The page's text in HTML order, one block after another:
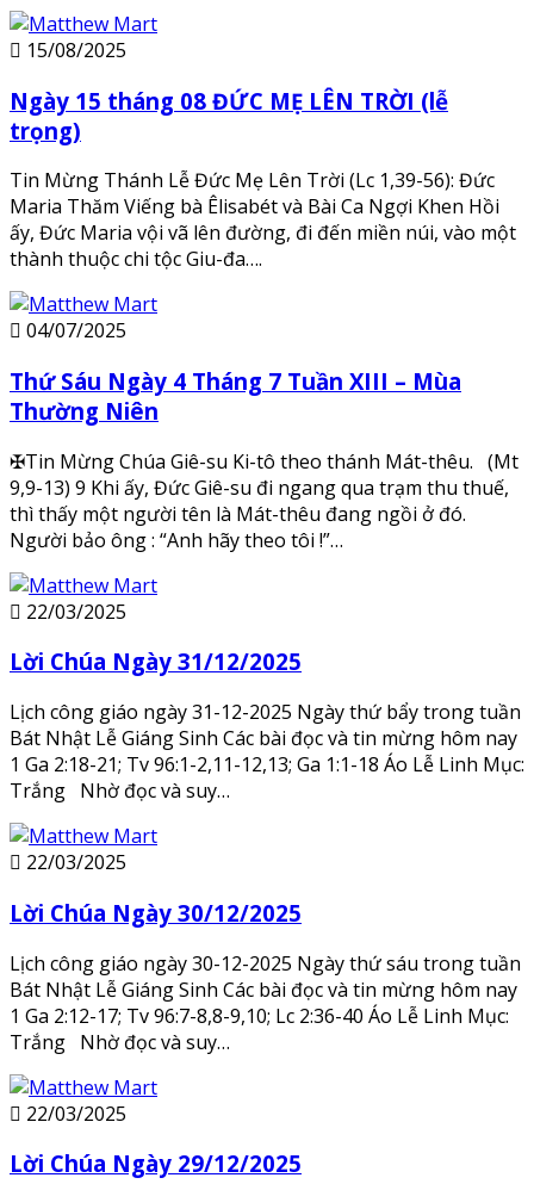
15/08/2025
Ngày 15 tháng 08 ĐỨC MẸ LÊN TRỜI (lễ
trọng)
Tin Mừng Thánh Lễ Đức Mẹ Lên Trời (Lc 1,39-56): Đức
Maria Thăm Viếng bà Êlisabét và Bài Ca Ngợi Khen Hồi
ấy, Đức Maria vội vã lên đường, đi đến miền núi, vào một
thành thuộc chi tộc Giu-đa….
04/07/2025
Thứ Sáu Ngày 4 Tháng 7 Tuần XIII – Mùa
Thường Niên
✠Tin Mừng Chúa Giê-su Ki-tô theo thánh Mát-thêu. (Mt
9,9-13) 9 Khi ấy, Đức Giê-su đi ngang qua trạm thu thuế,
thì thấy một người tên là Mát-thêu đang ngồi ở đó.
Người bảo ông : “Anh hãy theo tôi !”…
22/03/2025
Lời Chúa Ngày 31/12/2025
Lịch công giáo ngày 31-12-2025 Ngày thứ bẩy trong tuần
Bát Nhật Lễ Giáng Sinh Các bài đọc và tin mừng hôm nay
1 Ga 2:18-21; Tv 96:1-2,11-12,13; Ga 1:1-18 Áo Lễ Linh Mục:
Trắng Nhờ đọc và suy…
22/03/2025
Lời Chúa Ngày 30/12/2025
Lịch công giáo ngày 30-12-2025 Ngày thứ sáu trong tuần
Bát Nhật Lễ Giáng Sinh Các bài đọc và tin mừng hôm nay
1 Ga 2:12-17; Tv 96:7-8,8-9,10; Lc 2:36-40 Áo Lễ Linh Mục:
Trắng Nhờ đọc và suy…
22/03/2025
Lời Chúa Ngày 29/12/2025